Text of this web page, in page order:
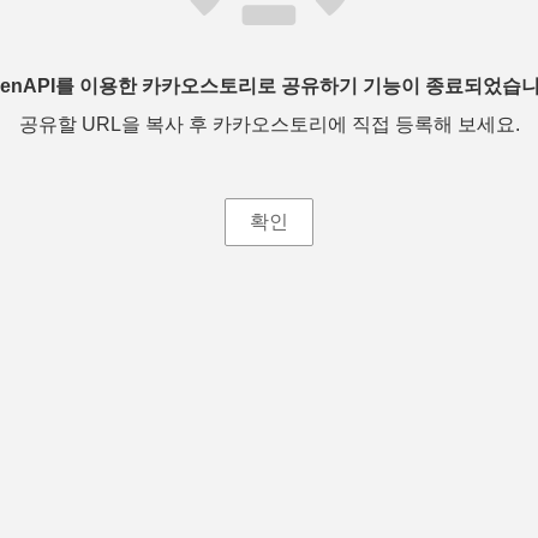
를 이용한 카카오스토리로 공유하기 기능이 종료되었습
공유할 URL을 복사 후 카카오스토리에 직접 등록해 보세요.
확인